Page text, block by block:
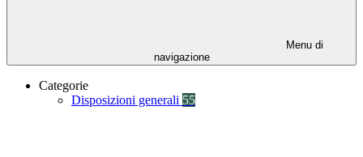
Menu di
navigazione
Categorie
Disposizioni generali 55